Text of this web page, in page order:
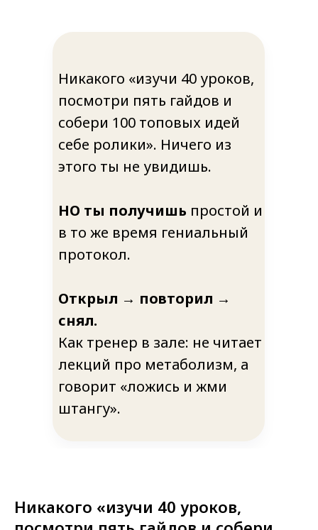
Никакого «изучи 40 уроков,
посмотри пять гайдов и
собери 100 топовых идей
себе ролики». Ничего из
этого ты не увидишь.
НО ты получишь простой и
в то же время гениальный
протокол.
Открыл → повторил →
снял.
Как тренер в зале: не читает
лекций про метаболизм, а
говорит «ложись и жми
штангу».
Никакого «изучи 40 уроков,